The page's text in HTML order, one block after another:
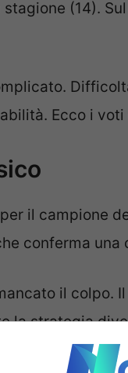
(14).
Ecco i voti
il campione
conferma
il colpo.
la strategia